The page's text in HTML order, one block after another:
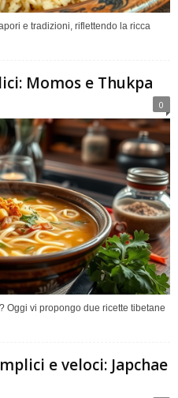
e tradizioni, riflettendo la ricca
Momos e Thukpa
0
Oggi vi propongo due ricette tibetane
e veloci: Japchae